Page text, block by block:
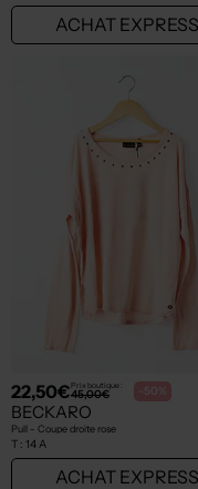
ACHAT EXPRESS
22,50€Prix boutique :
45,00€ -50%
BECKARO
Pull - Coupe droite rose
T : 14 A
ACHAT EXPRESS